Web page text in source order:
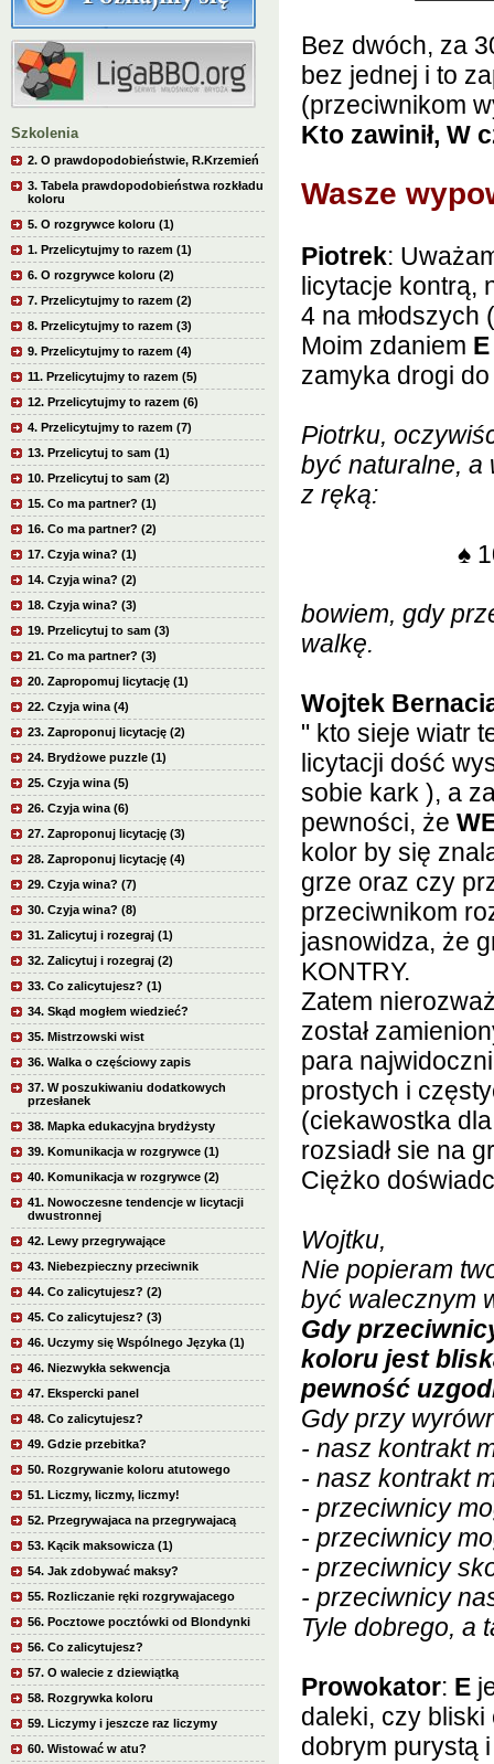
Szkolenia
2. O prawdopodobieństwie, R.Krzemień
3. Tabela prawdopodobieństwa rozkładu
koloru
5. O rozgrywce koloru (1)
1. Przelicytujmy to razem (1)
6. O rozgrywce koloru (2)
7. Przelicytujmy to razem (2)
8. Przelicytujmy to razem (3)
9. Przelicytujmy to razem (4)
11. Przelicytujmy to razem (5)
12. Przelicytujmy to razem (6)
4. Przelicytujmy to razem (7)
13. Przelicytuj to sam (1)
10. Przelicytuj to sam (2)
15. Co ma partner? (1)
16. Co ma partner? (2)
17. Czyja wina? (1)
14. Czyja wina? (2)
18. Czyja wina? (3)
19. Przelicytuj to sam (3)
21. Co ma partner? (3)
20. Zapropomuj licytację (1)
22. Czyja wina (4)
23. Zaproponuj licytację (2)
24. Brydżowe puzzle (1)
25. Czyja wina (5)
26. Czyja wina (6)
27. Zaproponuj licytację (3)
28. Zaproponuj licytację (4)
29. Czyja wina? (7)
30. Czyja wina? (8)
31. Zalicytuj i rozegraj (1)
32. Zalicytuj i rozegraj (2)
33. Co zalicytujesz? (1)
34. Skąd mogłem wiedzieć?
35. Mistrzowski wist
36. Walka o częściowy zapis
37. W poszukiwaniu dodatkowych
przesłanek
38. Mapka edukacyjna brydżysty
39. Komunikacja w rozgrywce (1)
40. Komunikacja w rozgrywce (2)
41. Nowoczesne tendencje w licytacji
dwustronnej
42. Lewy przegrywające
43. Niebezpieczny przeciwnik
44. Co zalicytujesz? (2)
45. Co zalicytujesz? (3)
46. Uczymy się Wspólnego Języka (1)
46. Niezwykła sekwencja
47. Ekspercki panel
48. Co zalicytujesz?
49. Gdzie przebitka?
50. Rozgrywanie koloru atutowego
51. Liczmy, liczmy, liczmy!
52. Przegrywajaca na przegrywajacą
53. Kącik maksowicza (1)
54. Jak zdobywać maksy?
55. Rozliczanie ręki rozgrywajacego
56. Pocztowe pocztówki od Blondynki
56. Co zalicytujesz?
57. O walecie z dziewiątką
58. Rozgrywka koloru
59. Liczymy i jeszcze raz liczymy
60. Wistować w atu?
Bez dwóch, za
bez jednej i to
(przeciwnikom
Kto zawinił, W
Wasze
Piotrek:
licytacje kontrą,
4 na
Moim zdaniem E
zamyka drogi
Piotrku,
być naturalne, a
z ręką:
♠
bowiem, gdy
walkę.
Wojtek
" kto sieje wiatr
licytacji dość
sobie kark ), a
pewności, że
kolor by się
grze oraz czy
przeciwnikom
jasnowidza, że
KONTRY.
Zatem
został
para
prostych i
(ciekawostka
rozsiadł sie na
Ciężko
Wojtku,
Nie popieram
być walecznym
Gdy
koloru jest
pewność
Gdy przy
- nasz kontrakt
- nasz kontrakt
- przeciwnicy
- przeciwnicy
- przeciwnicy
- przeciwnicy
Tyle dobrego, a
Prowokator: E
daleki, czy
dobrym purystą